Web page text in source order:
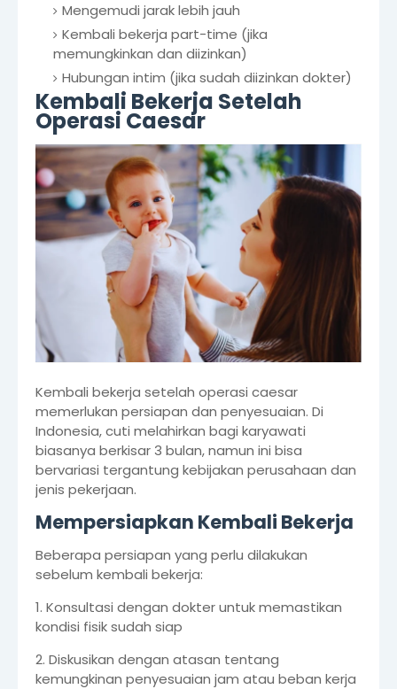
Mengemudi jarak lebih jauh
Kembali bekerja part-time (jika
memungkinkan dan diizinkan)
Hubungan intim (jika sudah diizinkan dokter)
Kembali Bekerja Setelah
Operasi Caesar
Kembali bekerja setelah operasi caesar
memerlukan persiapan dan penyesuaian. Di
Indonesia, cuti melahirkan bagi karyawati
biasanya berkisar 3 bulan, namun ini bisa
bervariasi tergantung kebijakan perusahaan dan
jenis pekerjaan.
Mempersiapkan Kembali Bekerja
Beberapa persiapan yang perlu dilakukan
sebelum kembali bekerja:
1. Konsultasi dengan dokter untuk memastikan
kondisi fisik sudah siap
2. Diskusikan dengan atasan tentang
kemungkinan penyesuaian jam atau beban kerja